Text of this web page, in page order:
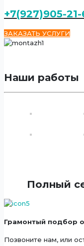
+7(927)905-21-
ЗАКАЗАТЬ УСЛУГИ
Наши работы
Полный
Грамонтый подбор
Позвоните нам, или